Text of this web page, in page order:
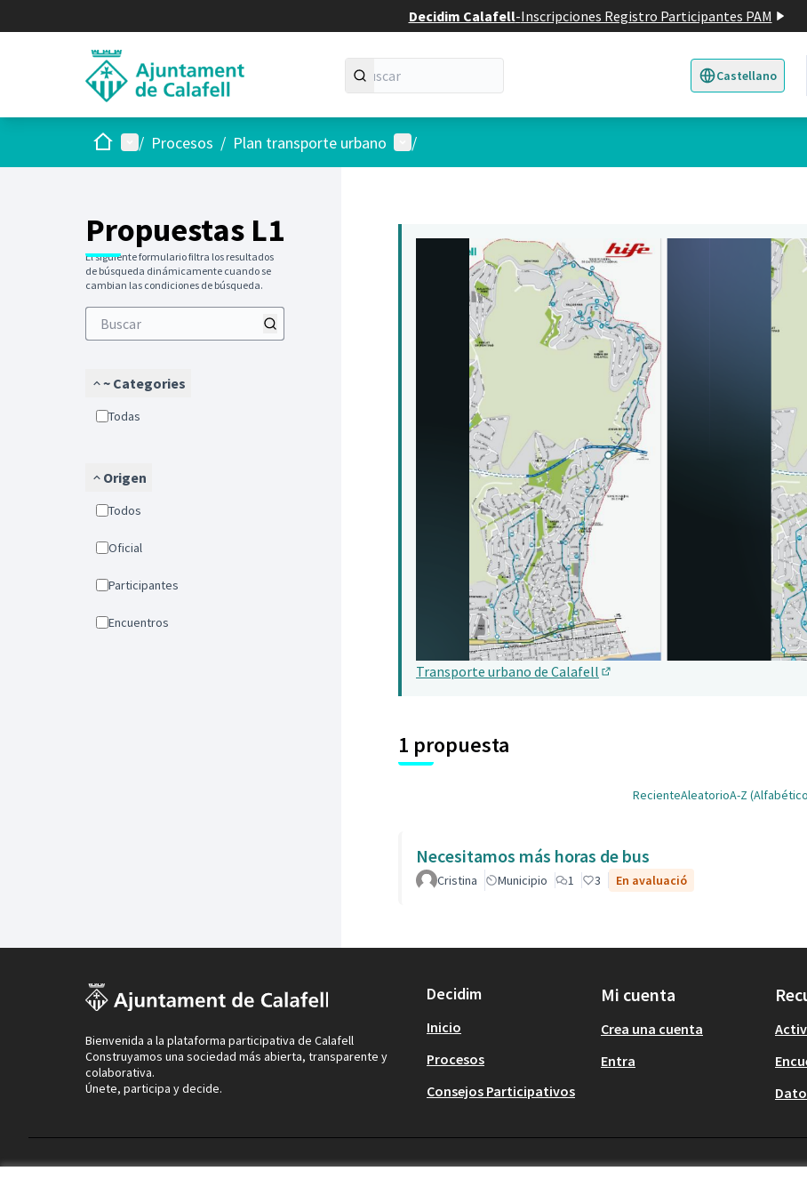
Decidim Calafell-Inscripciones Registro Participantes PAM
Castellano
Triar la llengua
InicioMenú principal
/ Procesos / Plan transporte urbano Menú de usuario
/
Propuestas L1
El siguiente formulario filtra los resultados
de búsqueda dinámicamente cuando se
cambian las condiciones de búsqueda.
~ Categories
Todas
Origen
Todos
Oficial
Participantes
Encuentros
Transporte urbano de Calafell
1 propuesta
RecienteAleatorioA-Z
Necesitamos más horas de bus
Cristina Municipio 1 3 En avaluació
Bienvenida a la plataforma participativa de Calafell
Construyamos una sociedad más abierta, transparente y
colaborativa.
Únete, participa y decide.
Decidim
Inicio
Procesos
Consejos Participativos
Mi cuenta
Crea una cuenta
Entra